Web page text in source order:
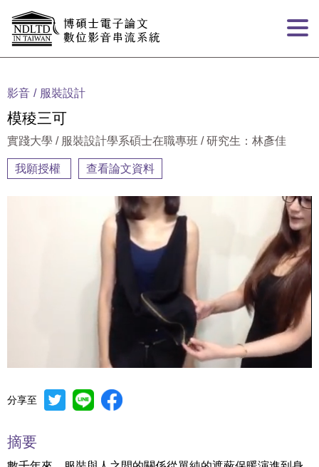
影音 服裝設計
模稜三可
實踐大學 / 服裝設計學系碩士在職專班 / 研究生：林彥佳
我願授權 查看論文資料
分享至
摘要